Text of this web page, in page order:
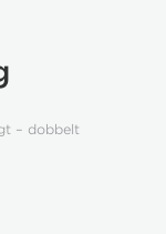
– dobbelt